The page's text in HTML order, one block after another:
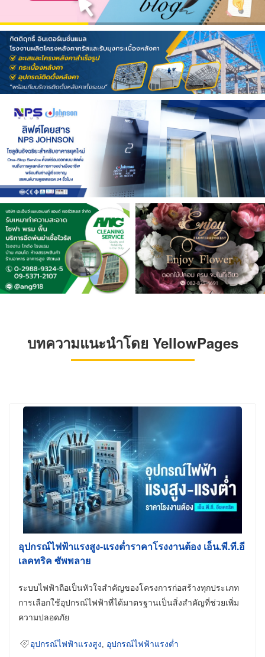
บทความแนะนำโดย YellowPages
อุปกรณ์ไฟฟ้าแรงสูง-แรงต่ำราคาโรงงานต้อง เอ็น.พี.ที.อี
เลคทริค ซัพพลาย
ระบบไฟฟ้าถือเป็นหัวใจสำคัญของโครงการก่อสร้างทุกประเภท
การเลือกใช้อุปกรณ์ไฟฟ้าที่ได้มาตรฐานเป็นสิ่งสำคัญที่ช่วยเพิ่ม
ความปลอดภัย
อุปกรณ์ไฟฟ้าแรงสูง อุปกรณ์ไฟฟ้าแรงต่ำ